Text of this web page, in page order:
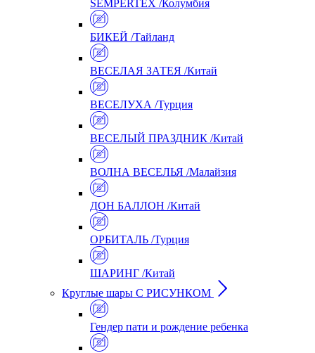
SEMPERTEX /Колумбия
БИКЕЙ /Тайланд
ВЕСЕЛАЯ ЗАТЕЯ /Китай
ВЕСЕЛУХА /Турция
ВЕСЕЛЫЙ ПРАЗДНИК /Китай
ВОЛНА ВЕСЕЛЬЯ /Малайзия
ДОН БАЛЛОН /Китай
ОРБИТАЛЬ /Турция
ШАРИНГ /Китай
Круглые шары С РИСУНКОМ
Гендер пати и рождение ребенка